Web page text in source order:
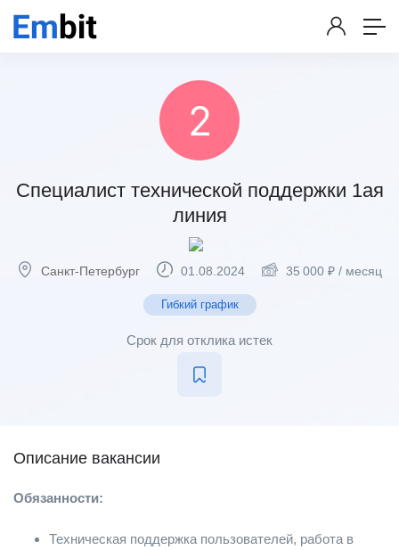
Специалист технической поддержки 1ая
линия
Санкт-Петербург 01.08.2024 35 000 ₽ / месяц
Гибкий график
Срок для отклика истек
Описание вакансии
Обязанности:
Техническая поддержка пользователей, работа в